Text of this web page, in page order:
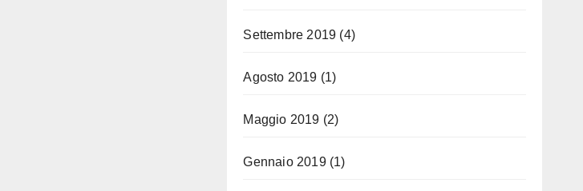
Settembre 2019 (4)
Agosto 2019 (1)
Maggio 2019 (2)
Gennaio 2019(1)